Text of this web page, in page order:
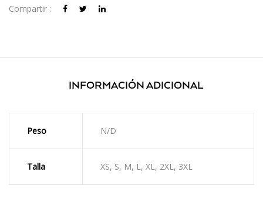
Compartir :
INFORMACIÓN ADICIONAL
Peso N/D
Talla XS, S, M, L, XL, 2XL, 3XL